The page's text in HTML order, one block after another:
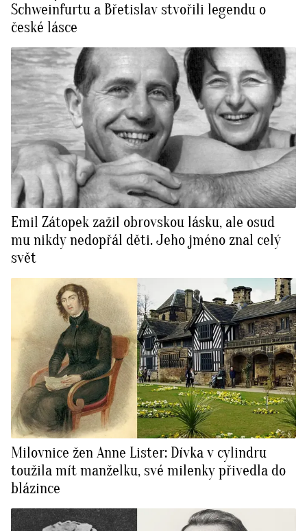
Schweinfurtu a Břetislav stvořili legendu o
české lásce
Emil Zátopek zažil obrovskou lásku, ale osud
mu nikdy nedopřál děti. Jeho jméno znal celý
svět
Milovnice žen Anne Lister: Dívka v cylindru
toužila mít manželku, své milenky přivedla do
blázince